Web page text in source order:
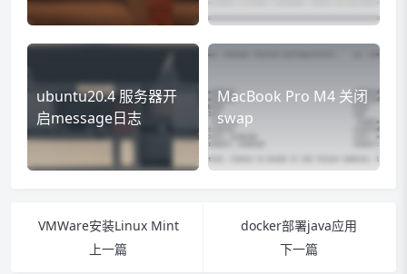
ubuntu20.4 服务器开
启message日志
MacBook Pro M4 关闭
swap
VMWare安装Linux Mint
上一篇
docker部署java应用
下一篇